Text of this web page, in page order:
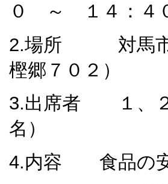
０ ～ １４：４
2.場所 対馬市
樫郷７０２）
3.出席者 １、２
名）
4.内容 食品の安